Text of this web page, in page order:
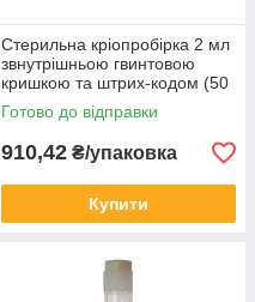
Стерильна кріопробірка 2 мл
звнутрішньою гвинтовою
кришкою та штрих-кодом (50
шт / пак)
Готово до відправки
910,42 ₴/упаковка
Купити